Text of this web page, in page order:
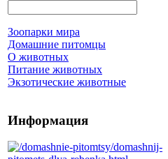
Зоопарки мира
Домашние питомцы
О животных
Питание животных
Экзотические животные
Информация